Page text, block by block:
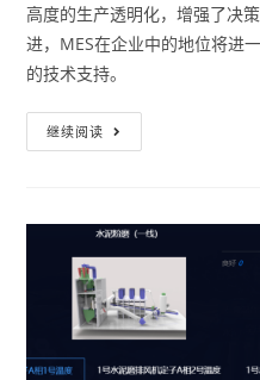
高度的生产透明化，增强了决
进，MES在企业中的地位将进
的技术支持。
继续阅读